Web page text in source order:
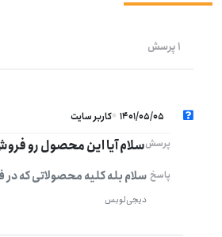
1 پرسش
1401/05/05 کاربر سایت
پرسشسلام آیا این محصول رو
پاسخ سلام بله کلیه محصولاتی که
دیجی‌لوبس